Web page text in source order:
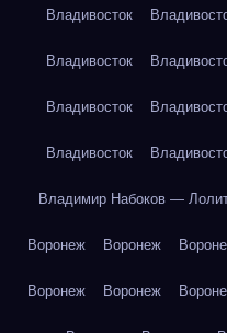
Владивосток
Владивосток
Владивосток
Владивосток
Владимир Набоков —
Воронеж Воронеж
Воронеж Воронеж